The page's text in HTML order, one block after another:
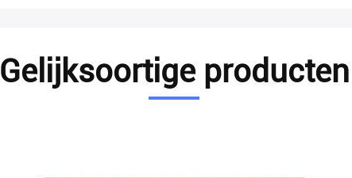
Gelijksoortige producten